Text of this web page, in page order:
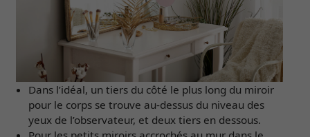
Dans l’idéal, un tiers du côté le plus long du miroir
pour le corps se trouve au-dessus du niveau des
yeux de l’observateur, et deux tiers en dessous.